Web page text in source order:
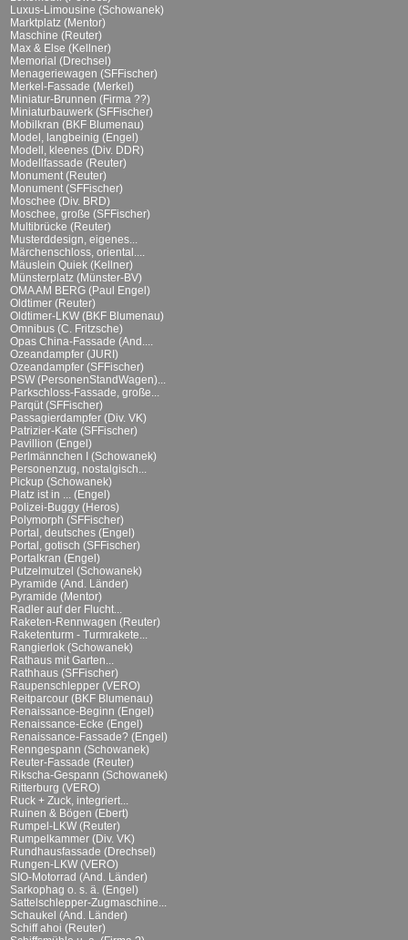
Luxus-Limousine (Schowanek)
Marktplatz (Mentor)
Maschine (Reuter)
Max & Else (Kellner)
Memorial (Drechsel)
Menageriewagen (SFFischer)
Merkel-Fassade (Merkel)
Miniatur-Brunnen (Firma ??)
Miniaturbauwerk (SFFischer)
Mobilkran (BKF Blumenau)
Model, langbeinig (Engel)
Modell, kleenes (Div. DDR)
Modellfassade (Reuter)
Monument (Reuter)
Monument (SFFischer)
Moschee (Div. BRD)
Moschee, große (SFFischer)
Multibrücke (Reuter)
Musterddesign, eigenes...
Märchenschloss, oriental....
Mäuslein Quiek (Kellner)
Münsterplatz (Münster-BV)
OMA AM BERG (Paul Engel)
Oldtimer (Reuter)
Oldtimer-LKW (BKF Blumenau)
Omnibus (C. Fritzsche)
Opas China-Fassade (And....
Ozeandampfer (JURI)
Ozeandampfer (SFFischer)
PSW (PersonenStandWagen)...
Parkschloss-Fassade, große...
Parqüt (SFFischer)
Passagierdampfer (Div. VK)
Patrizier-Kate (SFFischer)
Pavillion (Engel)
Perlmännchen I (Schowanek)
Personenzug, nostalgisch...
Pickup (Schowanek)
Platz ist in ... (Engel)
Polizei-Buggy (Heros)
Polymorph (SFFischer)
Portal, deutsches (Engel)
Portal, gotisch (SFFischer)
Portalkran (Engel)
Putzelmutzel (Schowanek)
Pyramide (And. Länder)
Pyramide (Mentor)
Radler auf der Flucht...
Raketen-Rennwagen (Reuter)
Raketenturm - Turmrakete...
Rangierlok (Schowanek)
Rathaus mit Garten...
Rathhaus (SFFischer)
Raupenschlepper (VERO)
Reitparcour (BKF Blumenau)
Renaissance-Beginn (Engel)
Renaissance-Ecke (Engel)
Renaissance-Fassade? (Engel)
Renngespann (Schowanek)
Reuter-Fassade (Reuter)
Rikscha-Gespann (Schowanek)
Ritterburg (VERO)
Ruck + Zuck, integriert...
Ruinen & Bögen (Ebert)
Rumpel-LKW (Reuter)
Rumpelkammer (Div. VK)
Rundhausfassade (Drechsel)
Rungen-LKW (VERO)
SIO-Motorrad (And. Länder)
Sarkophag o. s. ä. (Engel)
Sattelschlepper-Zugmaschine...
Schaukel (And. Länder)
Schiff ahoi (Reuter)